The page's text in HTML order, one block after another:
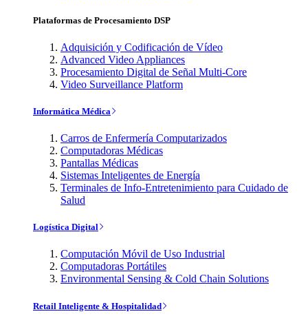
Plataformas de Procesamiento DSP
Adquisición y Codificación de Vídeo
Advanced Video Appliances
Procesamiento Digital de Señal Multi-Core
Video Surveillance Platform
Informática Médica
Carros de Enfermería Computarizados
Computadoras Médicas
Pantallas Médicas
Sistemas Inteligentes de Energía
Terminales de Info-Entretenimiento para Cuidado de
Salud
Logística Digital
Computación Móvil de Uso Industrial
Computadoras Portátiles
Environmental Sensing & Cold Chain Solutions
Retail Inteligente & Hospitalidad